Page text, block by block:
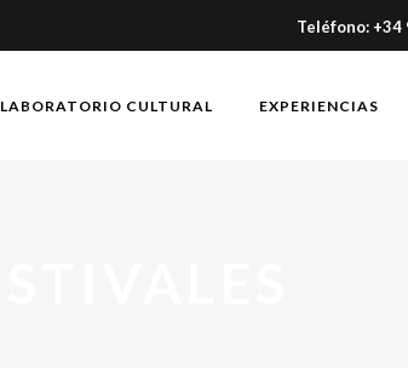
Teléfono: +34
LABORATORIO CULTURAL EXPERIENCIAS